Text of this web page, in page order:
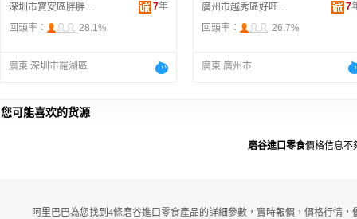
深圳市寶安區胖胖喵貿易商行
7年
回頭率：
28.1%
廣東 深圳市羅湖區
廣州市越秀區好旺好食品商行
7
回頭率：
26.7%
廣東 廣州市
您可能喜欢的货源
磨谷進口零食價格信息不
阿里巴巴為您找到4條磨谷進口零食產品的詳細參數，實時報價，價格行情，